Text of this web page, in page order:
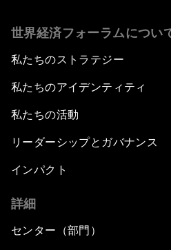
世界経済フォーラムについ
私たちのストラテジー
私たちのアイデンティティ
私たちの活動
リーダーシップとガバナンス
インパクト
詳細
センター（部門）